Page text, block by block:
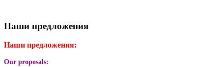
Наши предложения
Наши предложения:
Our proposals: